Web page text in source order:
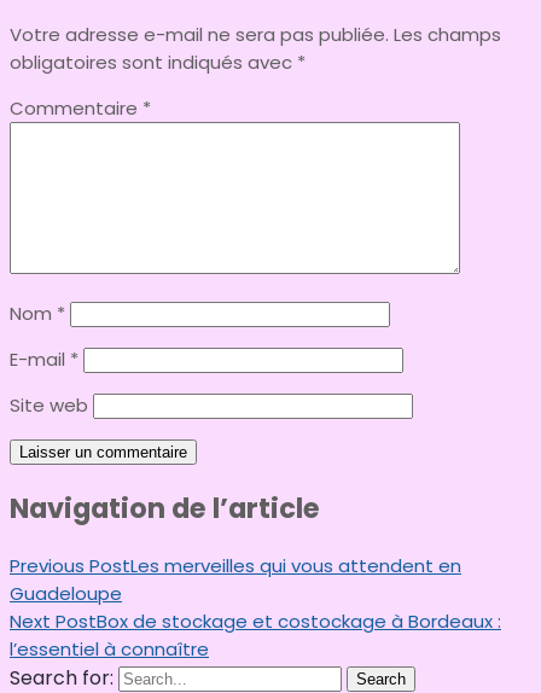
Votre adresse e-mail ne sera pas publiée. Les champs
obligatoires sont indiqués avec *
Commentaire *
Nom *
E-mail *
Site web
Navigation de l’article
Previous PostLes merveilles qui vous attendent en
Guadeloupe
Next PostBox de stockage et costockage à Bordeaux :
l’essentiel à connaître
Search for: Search